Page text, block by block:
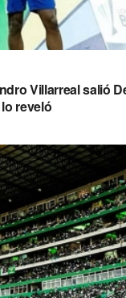
Villarreal salió
reveló